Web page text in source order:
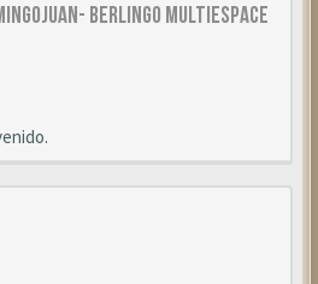
Berlingo Multiespace